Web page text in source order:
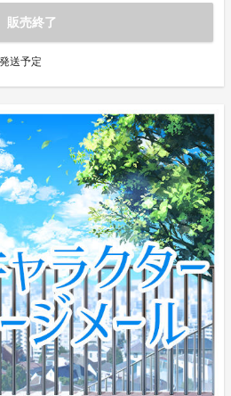
販売終了
送予定